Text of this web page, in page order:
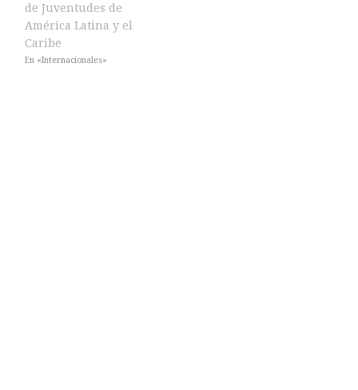
de Juventudes de
América Latina y el
Caribe
En «Internacionales»